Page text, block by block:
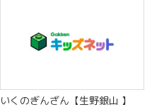
いくのぎんざん【生野銀山 】